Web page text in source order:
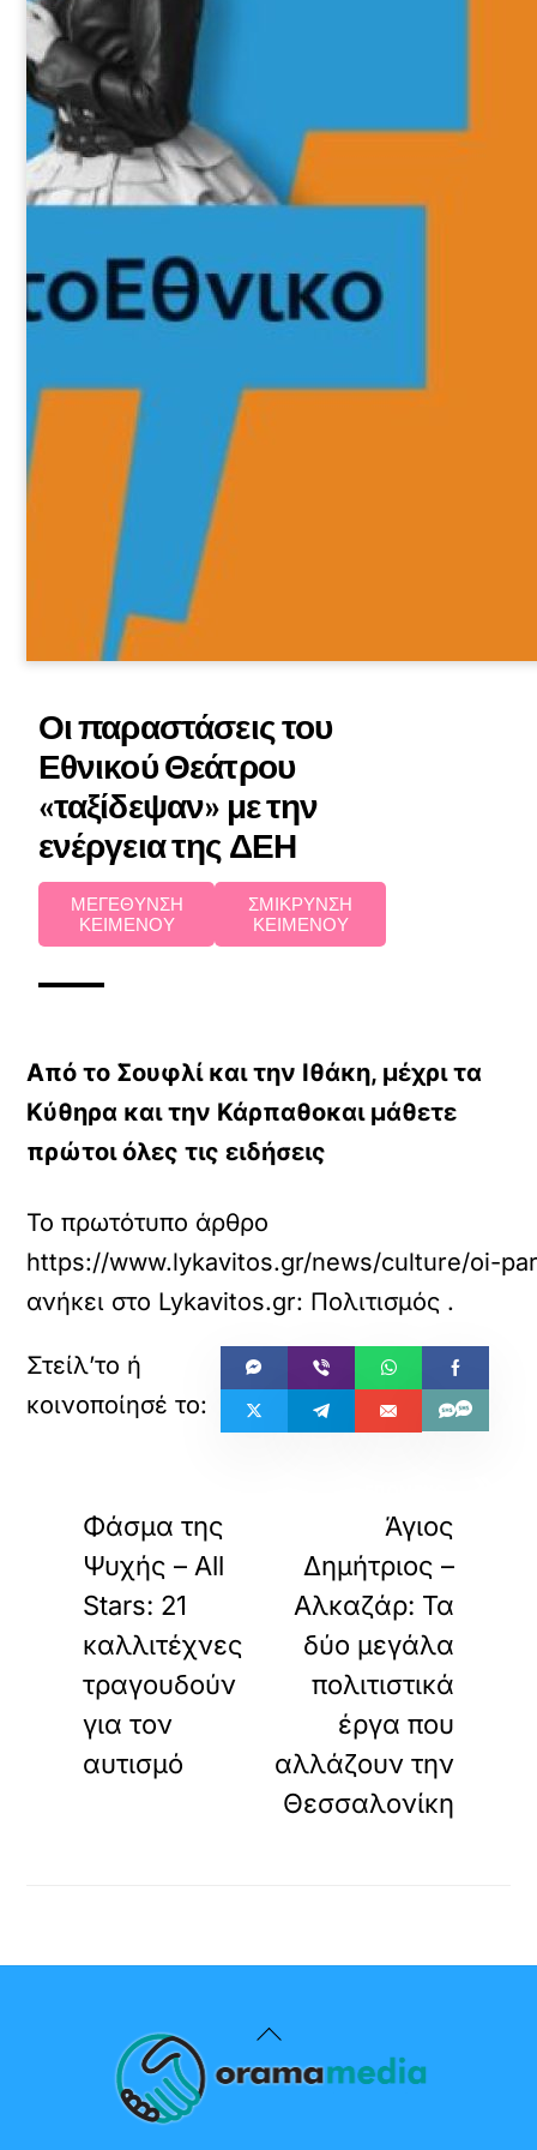
Οι παραστάσεις του
Εθνικού Θεάτρου
«ταξίδεψαν» με την
ενέργεια της ΔΕΗ
ΜΕΓΕΘΥΝΣΗ
ΚΕΙΜΕΝΟΥ
ΣΜΙΚΡΥΝΣΗ
ΚΕΙΜΕΝΟΥ
Από το Σουφλί και την Ιθάκη, μέχρι τα
Κύθηρα και την Κάρπαθοκαι μάθετε
πρώτοι όλες τις ειδήσεις
Το πρωτότυπο άρθρο
https://www.lykavitos.gr/news/culture/oi-
ανήκει στο Lykavitos.gr: Πολιτισμός .
Φάσμα της
Ψυχής – All
Stars: 21
καλλιτέχνες
τραγουδούν
για τον
αυτισμό
Άγιος
Δημήτριος –
Αλκαζάρ: Τα
δύο μεγάλα
πολιτιστικά
έργα που
αλλάζουν την
Θεσσαλονίκη
Back
To